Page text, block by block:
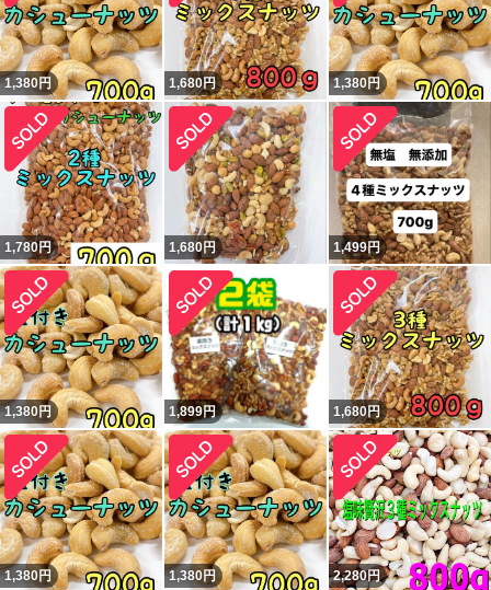
1,380円 1,680円 1,380円
1,780円 1,680円 1,499円
1,380円 1,899円 1,680円
1,380円 1,380円 2,280円